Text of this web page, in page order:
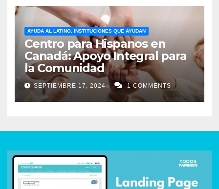
AYUDA AL LATINO. INSTITUCIONES QUE AYUDAN
Centro para Hispanos en
Canadá: Apoyo Integral para
la Comunidad
SEPTIEMBRE 17, 2024 1 COMMENTS